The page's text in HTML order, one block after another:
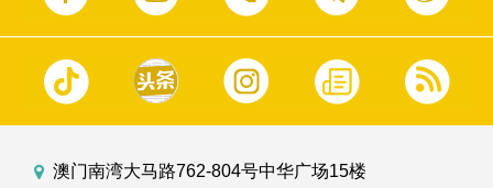
澳门南湾大马路762-804号中华广场15楼